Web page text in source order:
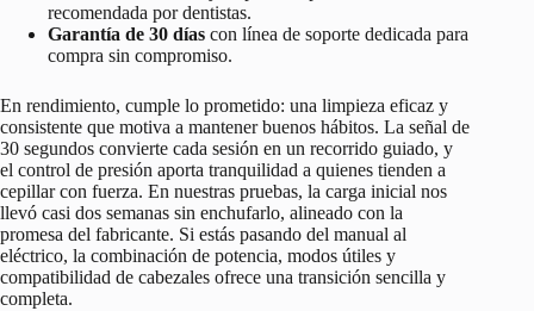
recomendada por dentistas.
Garantía de 30 días con línea de soporte dedicada para
compra sin compromiso.
En rendimiento, cumple lo prometido: una limpieza eficaz y
consistente que motiva a mantener buenos hábitos. La señal de
30 segundos convierte cada sesión en un recorrido guiado, y
el control de presión aporta tranquilidad a quienes tienden a
cepillar con fuerza. En nuestras pruebas, la carga inicial nos
llevó casi dos semanas sin enchufarlo, alineado con la
promesa del fabricante. Si estás pasando del manual al
eléctrico, la combinación de potencia, modos útiles y
compatibilidad de cabezales ofrece una transición sencilla y
completa.